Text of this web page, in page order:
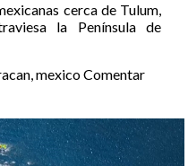
cerca de Tulum,
la Península de
,mexicoComentar